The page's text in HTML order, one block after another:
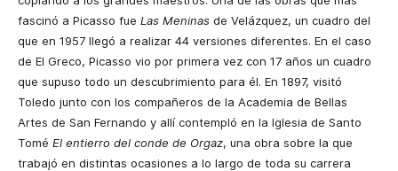
fascinó a Picasso fue Las Meninas de Velázquez, un cuadro del
que en 1957 llegó a realizar 44 versiones diferentes. En el caso
de El Greco, Picasso vio por primera vez con 17 años un cuadro
que supuso todo un descubrimiento para él. En 1897, visitó
Toledo junto con los compañeros de la Academia de Bellas
Artes de San Fernando y allí contempló en la Iglesia de Santo
Tomé El entierro del conde de Orgaz, una obra sobre la que
trabajó en distintas ocasiones a lo largo de toda su carrera